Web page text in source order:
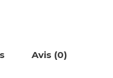
Avis (0)